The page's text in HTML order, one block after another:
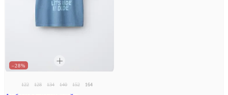
–28%
122 128 134 140 152 164